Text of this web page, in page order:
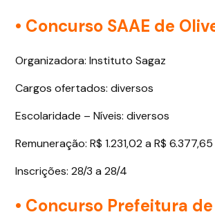
• Concurso SAAE de
Organizadora: Instituto Sagaz
Cargos ofertados: diversos
Escolaridade – Níveis: diversos
Remuneração: R$ 1.231,02 a R$ 6.377,65
Inscrições: 28/3 a 28/4
• Concurso Prefeitura